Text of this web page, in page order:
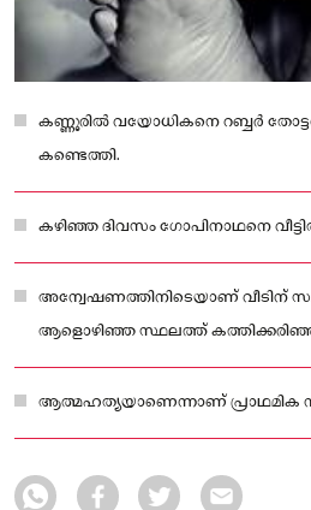
കണ്ണൂരിൽ വയോധികനെ റബ്ബര്‍
കണ്ടെത്തി.
കഴിഞ്ഞ ദിവസം ഗോപിനാഥനെ
അന്വേഷണത്തിനിടെയാണ് വീടിന്
ആളൊഴിഞ്ഞ സ്ഥലത്ത്
കണ്ടെത്തുന്നത്.
ആത്മഹത്യയാണെന്നാണ് പ്രാഥമിക